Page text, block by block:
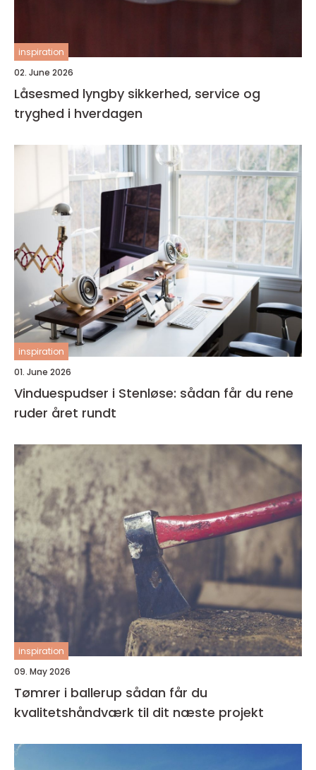
inspiration
02. June 2026
Låsesmed lyngby sikkerhed, service og
tryghed i hverdagen
inspiration
01. June 2026
Vinduespudser i Stenløse: sådan får du rene
ruder året rundt
inspiration
09. May 2026
Tømrer i ballerup sådan får du
kvalitetshåndværk til dit næste projekt